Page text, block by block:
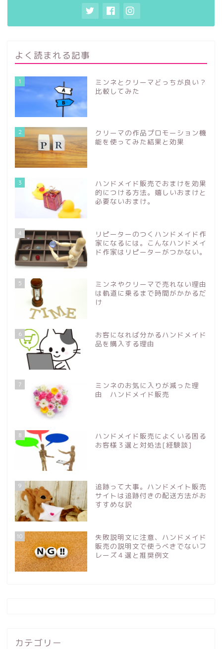
よく読まれる記事
1
ミンネとクリーマどっちが良い？
比較してみた
2
クリーマの作品プロモーション機
能を使ってみた結果と効果
3
ハンドメイド販売でおまけを効果
的につける方法。嬉しいおまけと
必要ないおまけ。
4
リピーターのつくハンドメイド作
家になるには。こんなハンドメイ
ド作家はリピーターがつかない。
5
ミンネやクリーマで売れない理由
は軌道に乗るまで時間がかかるだ
け
6
お客になれば分かるハンドメイド
品を購入する理由
7
ミンネのお気に入りが減った理
由 ハンドメイド販売
8
ハンドメイド販売によくいる困る
お客様３選と対処法[経験談]
9
追跡って大事。ハンドメイト販売
サイトは追跡付きの配送方法がお
すすめな訳
10
失敗説明文に注意、ハンドメイド
販売の説明文で使うべきでないフ
レーズ４選と推奨例文
カテゴリー